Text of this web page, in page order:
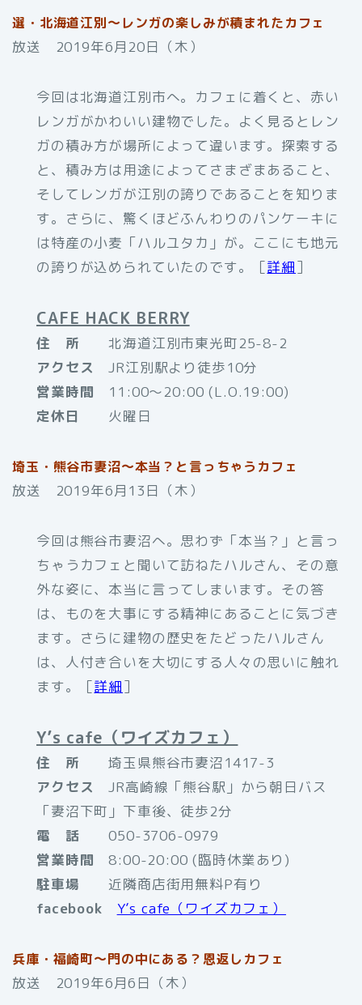
選・ 北海道江別～レンガの楽しみが積まれたカフェ
放送 2019年6月20日（木）
今回は北海道江別市へ。カフェに着くと、赤い
レンガがかわいい建物でした。よく見るとレン
ガの積み方が場所によって違います。探索する
と、積み方は用途によってさまざまあること、
そしてレンガが江別の誇りであることを知りま
す。さらに、驚くほどふんわりのパンケーキに
は特産の小麦「ハルユタカ」が。ここにも地元
の誇りが込められていたのです。［詳細］
CAFE HACK BERRY
住 所 北海道江別市東光町25-8-2
アクセス
JR江別駅より徒歩10分
営業時間 11:00～20:00 (L.O.19:00)
定休日
火曜日
埼玉・熊谷市妻沼〜本当？と言っちゃうカフェ
放送 2019年6月13日（木）
今回は熊谷市妻沼へ。思わず「本当？」と言っ
ちゃうカフェと聞いて訪ねたハルさん、その意
外な姿に、本当に言ってしまいます。その答
は、ものを大事にする精神にあることに気づき
ます。さらに建物の歴史をたどったハルさん
は、人付き合いを大切にする人々の思いに触れ
ます。［詳細］
Y’s cafe（ワイズカフェ）
住 所 埼玉県熊谷市妻沼1417-3
アクセス
JR高崎線「熊谷駅」から朝日バス
「妻沼下町」下車後、徒歩2分
電 話 050-3706-0979
営業時間 8:00-20:00 (臨時休業あり)
駐車場 近隣商店街用無料P有り
facebook
Y’s cafe（ワイズカフェ）
兵庫・福崎町〜門の中にある？恩返しカフェ
放送 2019年6月6日（木）